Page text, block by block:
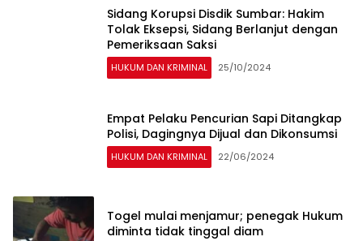
Sidang Korupsi Disdik Sumbar: Hakim
Tolak Eksepsi, Sidang Berlanjut dengan
Pemeriksaan Saksi
HUKUM DAN KRIMINAL 25/10/2024
Empat Pelaku Pencurian Sapi Ditangkap
Polisi, Dagingnya Dijual dan Dikonsumsi
HUKUM DAN KRIMINAL 22/06/2024
Togel mulai menjamur; penegak Hukum
diminta tidak tinggal diam